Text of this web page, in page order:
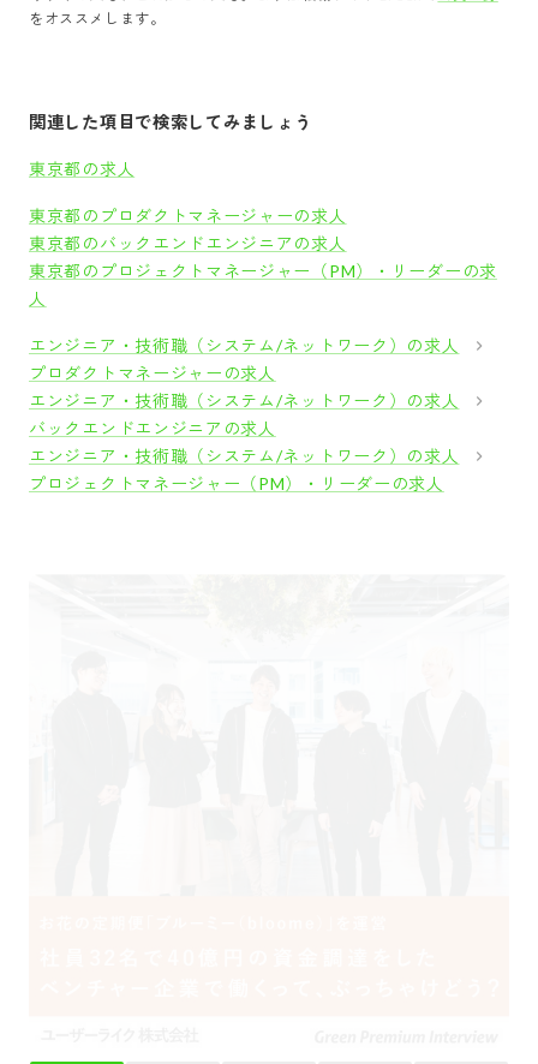
をオススメします。
関連した項目で検索してみましょう
東京都の求人
東京都のプロダクトマネージャーの求人
東京都のバックエンドエンジニアの求人
東京都のプロジェクトマネージャー（PM）・リーダーの求
人
エンジニア・技術職（システム/ネットワーク）の求人
プロダクトマネージャーの求人
エンジニア・技術職（システム/ネットワーク）の求人
バックエンドエンジニアの求人
エンジニア・技術職（システム/ネットワーク）の求人
プロジェクトマネージャー（PM）・リーダーの求人